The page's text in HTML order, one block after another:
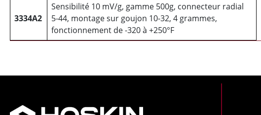
3334A2
Sensibilité 10 mV/g, gamme 500g, connecteur radial
5-44, montage sur goujon 10-32, 4 grammes,
fonctionnement de -320 à +250°F